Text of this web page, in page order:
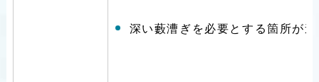
深い藪漕ぎを必要とする箇所が